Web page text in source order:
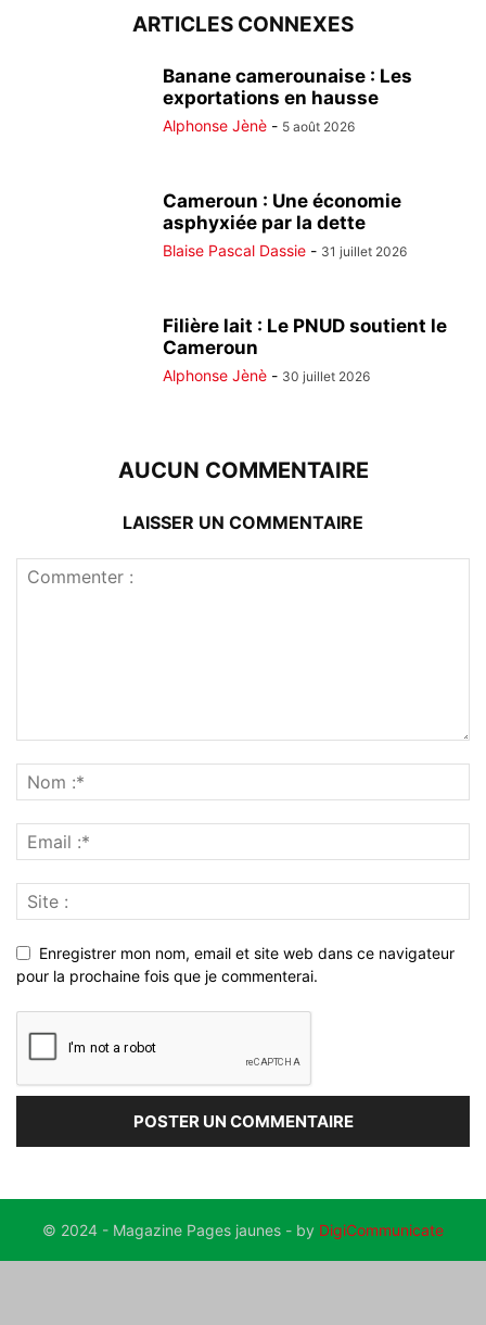
ARTICLES CONNEXES
Banane camerounaise : Les
exportations en hausse
Alphonse Jènè - 5 août 2026
Cameroun : Une économie
asphyxiée par la dette
Blaise Pascal Dassie - 31 juillet 2026
Filière lait : Le PNUD soutient le
Cameroun
Alphonse Jènè - 30 juillet 2026
AUCUN COMMENTAIRE
LAISSER UN COMMENTAIRE
Enregistrer mon nom, email et site web dans ce navigateur
pour la prochaine fois que je commenterai.
© 2024 - Magazine Pages jaunes - by DigiCommunicate